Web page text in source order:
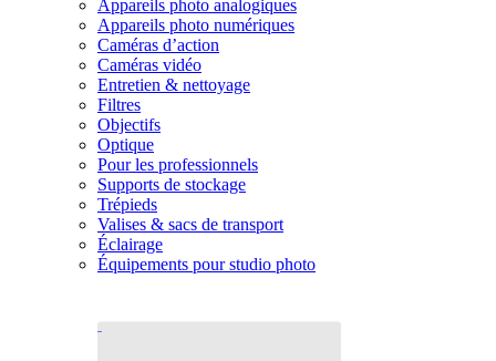
Appareils photo analogiques
Appareils photo numériques
Caméras d’action
Caméras vidéo
Entretien & nettoyage
Filtres
Objectifs
Optique
Pour les professionnels
Supports de stockage
Trépieds
Valises & sacs de transport
Éclairage
Équipements pour studio photo